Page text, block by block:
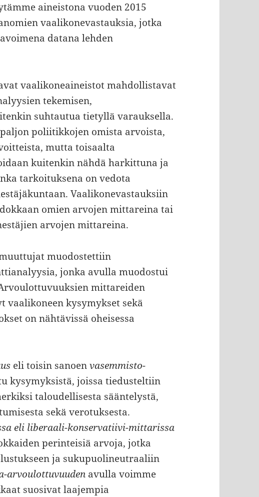
aineistona vuoden 2015
vaalikonevastauksia, jotka
datana lehden
vaalikoneaineistot mahdollistavat
tekemisen,
suhtautua tietyllä varauksella.
poliitikkojen omista arvoista,
mutta toisaalta
kuitenkin nähdä harkittuna ja
tarkoituksena on vedota
Vaalikonevastauksiin
omien arvojen mittareina tai
arvojen mittareina.
muodostettiin
jonka avulla muodostui
mittareiden
vaalikoneen kysymykset sekä
on nähtävissä oheisessa
eli toisin sanoenvasemmisto-
kysymyksistä, joissa tiedusteltiin
taloudellisesta sääntelystä,
sekä verotuksesta.
eli liberaali-konservatiivi-mittarissa
perinteisiä arvoja, jotka
ja sukupuolineutraaliin
arvoulottuvuuden avulla voimme
suosivat laajempia